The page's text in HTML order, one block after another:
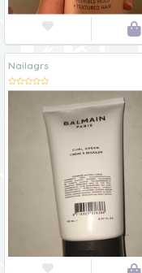
 
Nailagrs
